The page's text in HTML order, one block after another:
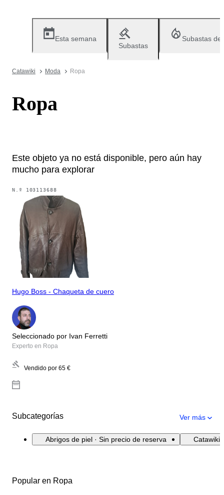
Esta semana
Subastas
Subastas
Catawiki Moda Ropa
Ropa
Este objeto ya no está disponible, pero aún hay
mucho para explorar
N.º 103113688
Hugo Boss - Chaqueta de cuero
Seleccionado por Ivan Ferretti
Experto en Ropa
Vendido por 65 €
Subcategorías Ver más
Abrigos de piel · Sin precio de reserva Catawiki
Popular en Ropa